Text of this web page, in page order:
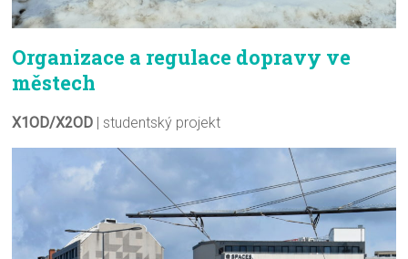
Organizace a regulace dopravy ve
městech
X1OD/X2OD | studentský projekt